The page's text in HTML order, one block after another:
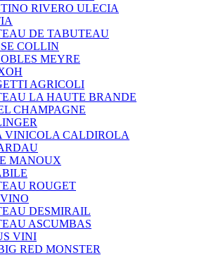
RIVERO ULECIA
DE TABUTEAU
COLLIN
MEYRE
AGRICOLI
LA HAUTE BRANDE
CHAMPAGNE
VINICOLA CALDIROLA
MANOUX
ROUGET
DESMIRAIL
ASCUMBAS
VINI
RED MONSTER